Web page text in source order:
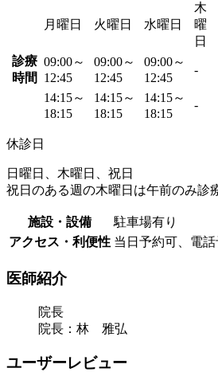
月曜日 火曜日 水曜日
木
曜
日
診療
時間
09:00～
12:45
09:00～
12:45
09:00～
12:45
-
14:15～
18:15
14:15～
18:15
14:15～
18:15
-
休診日
日曜日、木曜日、祝日
祝日のある週の木曜日は午前のみ診
施設・設備
駐車場有り
アクセス・利便性 当日予約可、電
医師紹介
院長
院長：林 雅弘
ユーザーレビュー